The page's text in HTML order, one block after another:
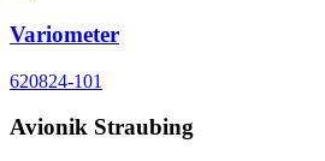
Variometer
620824-101
Avionik Straubing